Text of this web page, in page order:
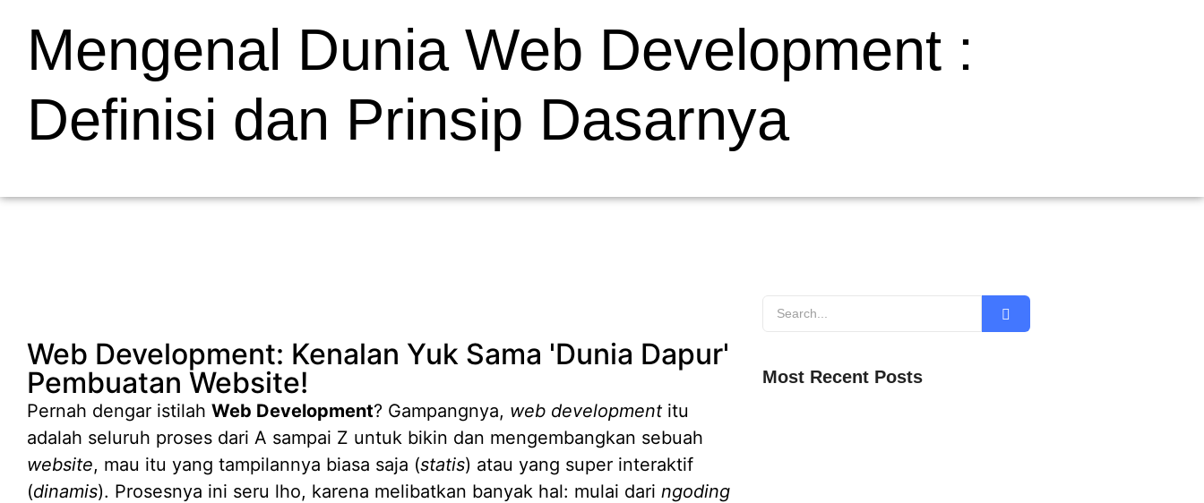
Mengenal Dunia Web Development :
Definisi dan Prinsip Dasarnya
Web Development: Kenalan Yuk Sama 'Dunia Dapur'
Pembuatan Website!
Pernah dengar istilah Web Development? Gampangnya, web development itu
adalah seluruh proses dari A sampai Z untuk bikin dan mengembangkan sebuah
website, mau itu yang tampilannya biasa saja (statis) atau yang super interaktif
(dinamis). Prosesnya ini seru lho, karena melibatkan banyak hal: mulai dari ngoding
Most Recent Posts